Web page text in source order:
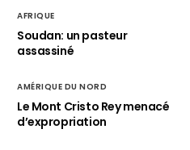
AFRIQUE
Soudan: un pasteur
assassiné
AMÉRIQUE DU NORD
Le Mont Cristo Rey menacé
d’expropriation